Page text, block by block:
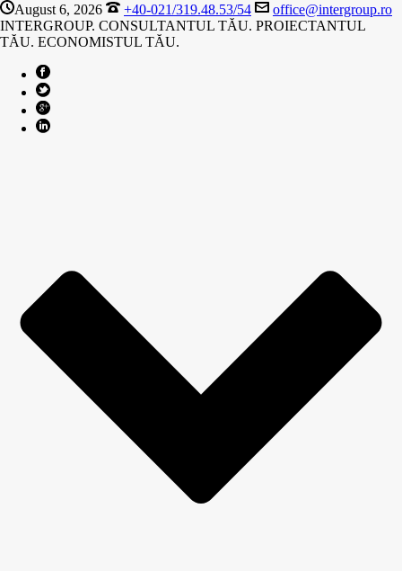
August 6, 2026 +40-021/319.48.53/54
office@intergroup.ro
INTERGROUP. CONSULTANTUL TĂU. PROIECTANTUL
TĂU. ECONOMISTUL TĂU.